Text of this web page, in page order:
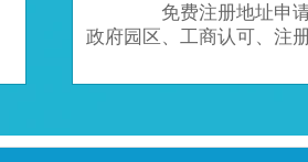
免费注册地址申
政府园区、工商认可、注